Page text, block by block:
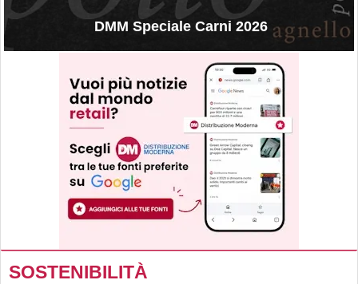
DMM Speciale Carni 2026
SOSTENIBILITÀ